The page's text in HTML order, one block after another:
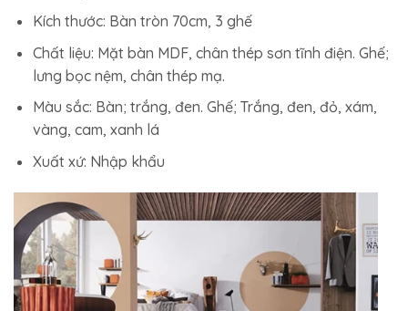
Kích thước: Bàn tròn 70cm, 3 ghế
Chất liệu: Mặt bàn MDF, chân thép sơn tĩnh điện. Ghế;
lưng bọc nệm, chân thép mạ.
Màu sắc: Bàn; trắng, đen. Ghế; Trắng, đen, đỏ, xám,
vàng, cam, xanh lá
Xuất xứ: Nhập khẩu